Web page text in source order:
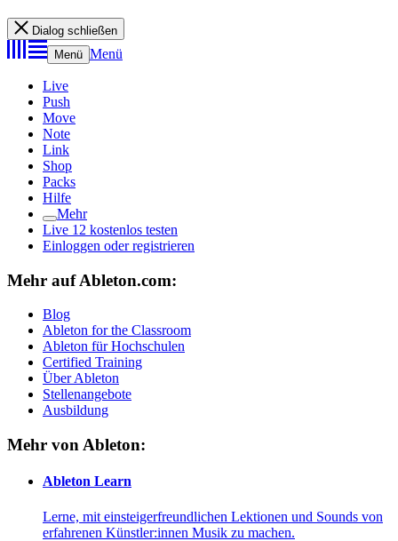
Dialog schließen
Menü Menü
Live
Push
Move
Note
Link
Shop
Packs
Hilfe
Mehr
Live 12 kostenlos testen
Einloggen oder registrieren
Mehr auf Ableton.com:
Blog
Ableton for the Classroom
Ableton für Hochschulen
Certified Training
Über Ableton
Stellenangebote
Ausbildung
Mehr von Ableton:
Ableton Learn
Lerne, mit einsteigerfreundlichen Lektionen und Sounds von
erfahrenen Künstler:innen Musik zu machen.